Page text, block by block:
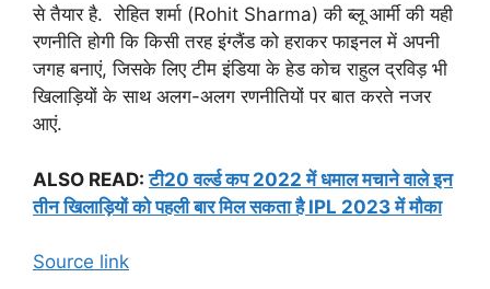
से तैयार है. रोहित शर्मा (Rohit Sharma) की ब्लू आर्मी की यही
रणनीति होगी कि किसी तरह इंग्लैंड को हराकर फाइनल में अपनी
जगह बनाएं, जिसके लिए टीम इंडिया के हेड कोच राहुल द्रविड़ भी
खिलाड़ियों के साथ अलग-अलग रणनीतियों पर बात करते नजर
आएं.
ALSO READ:टी20 वर्ल्ड कप 2022 में धमाल मचाने वाले इन
तीन खिलाड़ियों को पहली बार मिल सकता है IPL 2023 में मौका
Source link